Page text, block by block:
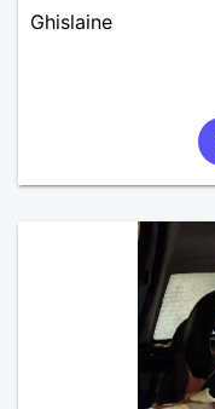
Ghislaine